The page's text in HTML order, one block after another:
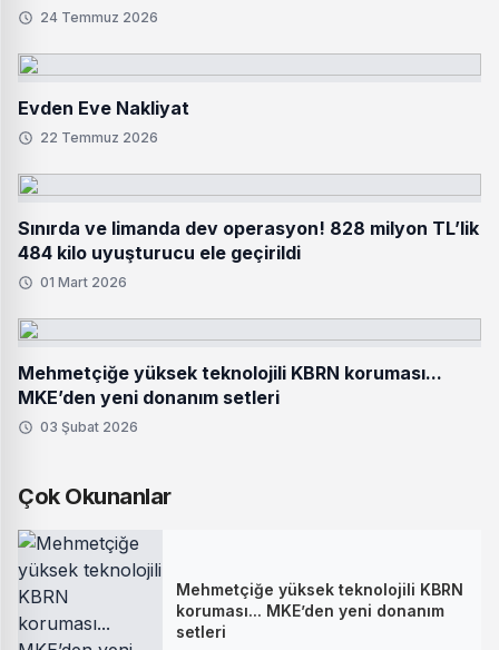
24 Temmuz 2026
Evden Eve Nakliyat
22 Temmuz 2026
Sınırda ve limanda dev operasyon! 828 milyon TL’lik
484 kilo uyuşturucu ele geçirildi
01 Mart 2026
Mehmetçiğe yüksek teknolojili KBRN koruması...
MKE’den yeni donanım setleri
03 Şubat 2026
Çok Okunanlar
Mehmetçiğe yüksek teknolojili KBRN
koruması... MKE’den yeni donanım
setleri